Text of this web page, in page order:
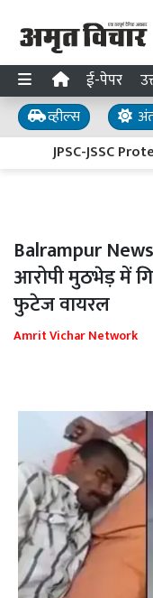
ई-पेपर
व्हील्स
JPSC-JSSC
Balrampur
आरोपी मुठभेड़ में
फुटेज वायरल
Amrit Vichar Network